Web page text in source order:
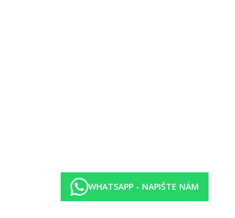
(na vyžádání). Rampy v areálu.
WHATSAPP - NAPIŠTE NÁM